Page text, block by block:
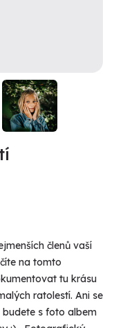
členů vaší
na tomto
tu krásu
ratolestí. Ani se
s foto albem